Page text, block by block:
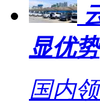
显优势
国内